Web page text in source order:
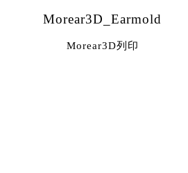
Morear3D_Earmold
Morear3D列印